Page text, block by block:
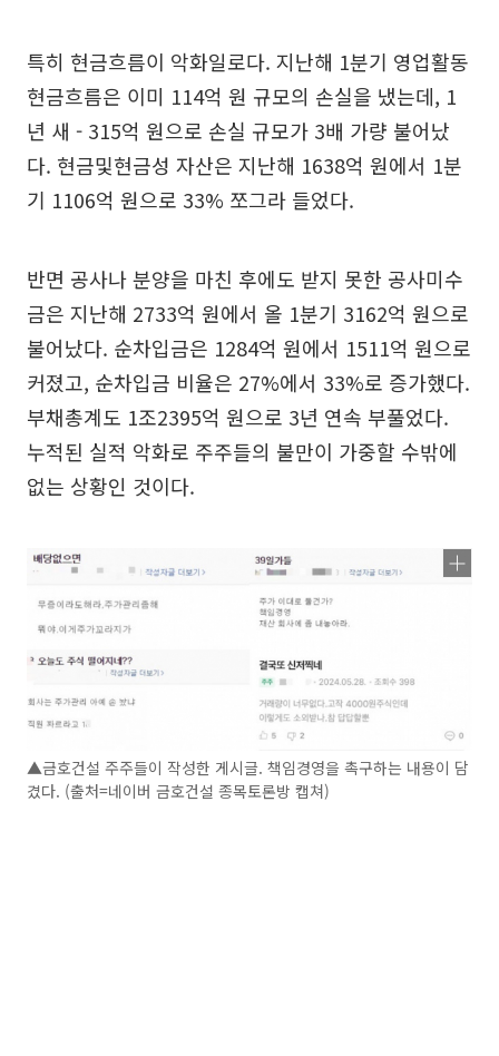
특히 현금흐름이 악화일로다. 지난해 1분기 영업활동
현금흐름은 이미 114억 원 규모의 손실을 냈는데, 1
년 새 - 315억 원으로 손실 규모가 3배 가량 불어났
다. 현금및현금성 자산은 지난해 1638억 원에서 1분
기 1106억 원으로 33% 쪼그라 들었다.
반면 공사나 분양을 마친 후에도 받지 못한 공사미수
금은 지난해 2733억 원에서 올 1분기 3162억 원으로
불어났다. 순차입금은 1284억 원에서 1511억 원으로
커졌고, 순차입금 비율은 27%에서 33%로 증가했다.
부채총계도 1조2395억 원으로 3년 연속 부풀었다.
누적된 실적 악화로 주주들의 불만이 가중할 수밖에
없는 상황인 것이다.
▲금호건설 주주들이 작성한 게시글. 책임경영을 촉구하는 내용이 담
겼다. (출처=네이버 금호건설 종목토론방 캡쳐)